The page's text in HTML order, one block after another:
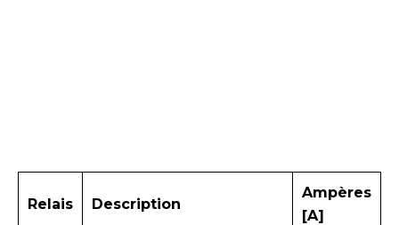
Relais Description
Ampères
[A]